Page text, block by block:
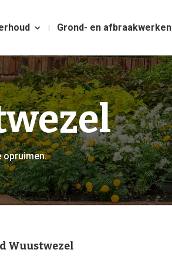
Grond- en afbraakwerken
opruimen.
Wuustwezel